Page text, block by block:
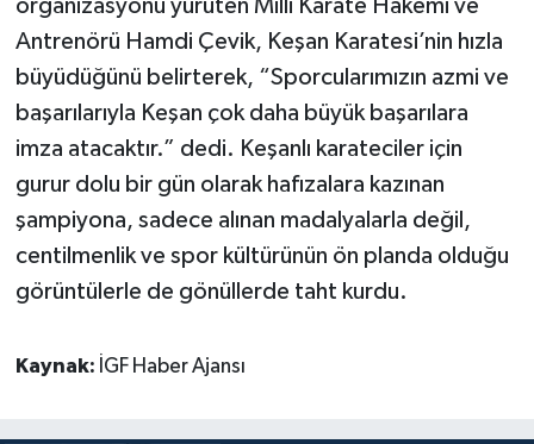
organizasyonu yürüten Milli Karate Hakemi ve
Antrenörü Hamdi Çevik, Keşan Karatesi’nin hızla
büyüdüğünü belirterek, “Sporcularımızın azmi ve
başarılarıyla Keşan çok daha büyük başarılara
imza atacaktır.” dedi. Keşanlı karateciler için
gurur dolu bir gün olarak hafızalara kazınan
şampiyona, sadece alınan madalyalarla değil,
centilmenlik ve spor kültürünün ön planda olduğu
görüntülerle de gönüllerde taht kurdu.
Kaynak: İGF Haber Ajansı